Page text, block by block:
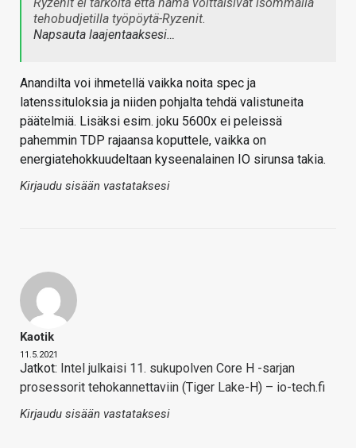
Ryzenit ei tarkoita että nämä voittaisivat isommalla
tehobudjetilla työpöytä-Ryzenit.
Napsauta laajentaaksesi…
Anandilta voi ihmetellä vaikka noita spec ja
latenssituloksia ja niiden pohjalta tehdä valistuneita
päätelmiä. Lisäksi esim. joku 5600x ei peleissä
pahemmin TDP rajaansa koputtele, vaikka on
energiatehokkuudeltaan kyseenalainen IO sirunsa takia.
Kirjaudu sisään vastataksesi
Kaotik
11.5.2021
Jatkot: Intel julkaisi 11. sukupolven Core H -sarjan
prosessorit tehokannettaviin (Tiger Lake-H) – io-tech.fi
Kirjaudu sisään vastataksesi